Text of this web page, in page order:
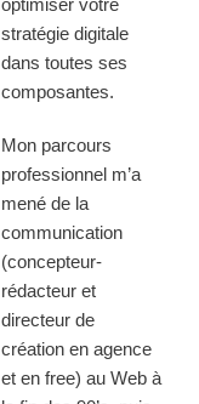
optimiser votre
stratégie digitale
dans toutes ses
composantes.
Mon parcours
professionnel m’a
mené de la
communication
(concepteur-
rédacteur et
directeur de
création en agence
et en free) au Web à